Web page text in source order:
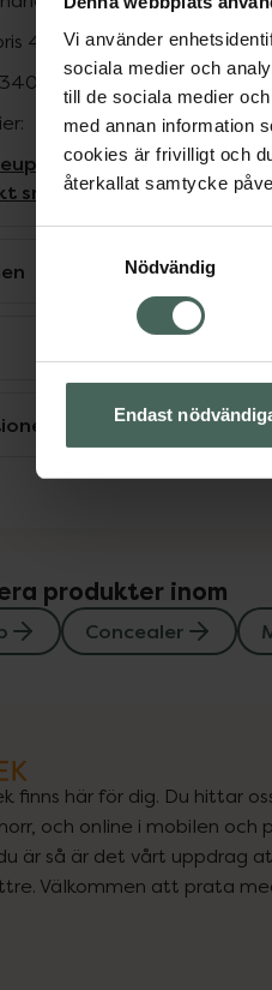
Vi använder
sociala medier och
till de sociala medier
med annan information
cookies är frivilligt och
återkallat samtycke
Nödvändig
Endast
43166,67 kr/l
ConcealerMakeup
smink
produkter inom
Concealer
finns här för dig. Du hittar
och online i mobilen och
är så är det vårt uppdrag
Välkommen att prata